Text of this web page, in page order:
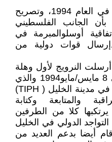
بعد مجزرة الحرم الإبراهيمي في العام 1994، وتصريح
الجانب الفلسطيني
أوسلوالمبرمة في
إلا بعدإرسال قوات دولية من
النرويج لأول وهلة
مراقبين من النرويج فقط في 8 مايس/مايو1994 والذي
سمي بالتواجد الدولي المؤقت في مدينة الخليل ( TIPH)‏
والمتابعة وكتابة
يرتكبها كلا من الطرفين
الدولي في الخليل
أيضا بدعم العديد من